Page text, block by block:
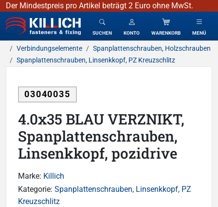
Der Mindestpreis pro Artikel beträgt 2 Euro ohne MwSt.
KILLICH - Verbindungselemente
SUCHEN KONTO WARENKORB MENÜ
Verbindungselemente
Spanplattenschrauben, Holzschrauben
Spanplattenschrauben, Linsenkkopf, PZ Kreuzschlitz
03040035
4.0x35 BLAU VERZNIKT,
Spanplattenschrauben,
Linsenkkopf, pozidrive
Marke: Killich
Kategorie: Spanplattenschrauben, Linsenkkopf, PZ
Kreuzschlitz